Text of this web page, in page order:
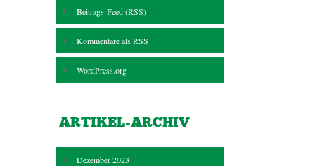
Beitrags-Feed (RSS)
Kommentare alsRSS
WordPress.org
ARTIKEL-ARCHIV
Dezember 2023